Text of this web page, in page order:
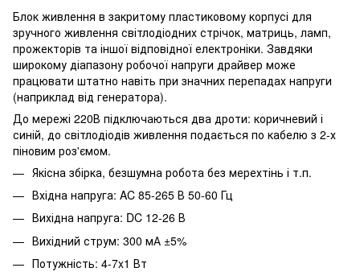
Блок живлення в закритому пластиковому корпусі для
зручного живлення світлодіодних стрічок, матриць, ламп,
прожекторів та іншої відповідної електроніки. Завдяки
широкому діапазону робочої напруги драйвер може
працювати штатно навіть при значних перепадах напруги
(наприклад від генератора).
До мережі 220В підключаються два дроти: коричневий і
синій, до світлодіодів живлення подається по кабелю з 2-х
піновим роз'ємом.
Якісна збірка, безшумна робота без мерехтінь і т.п.
Вхідна напруга: AC 85-265 В 50-60 Гц
Вихідна напруга: DC 12-26 В
Вихідний струм: 300 мА ±5%
Потужність: 4-7x1 Вт